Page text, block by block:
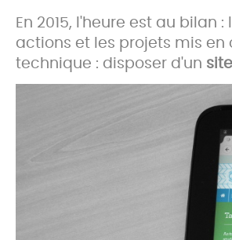
En 2015, l'heure est au
actions et les projets mis en
technique : disposer d'un